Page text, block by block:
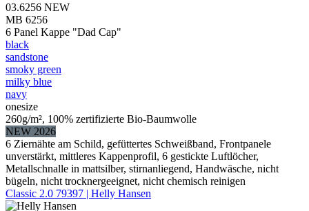
03.6256 NEW
MB 6256
6 Panel Kappe "Dad Cap"
black
sandstone
smoky green
milky blue
navy
onesize
260g/m², 100% zertifizierte Bio-Baumwolle
NEW 2026
6 Ziernähte am Schild, gefüttertes Schweißband, Frontpanele
unverstärkt, mittleres Kappenprofil, 6 gestickte Luftlöcher,
Metallschnalle in mattsilber, stirnanliegend, Handwäsche, nicht
bügeln, nicht trocknergeeignet, nicht chemisch reinigen
Classic 2.0 79397 | Helly Hansen